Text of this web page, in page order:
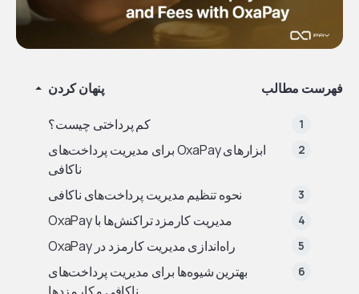
فهرست مطالب پنهان کردن
کم پرداختی چیست؟
ابزارهای OxaPay برای مدیریت پرداخت‌های
ناکافی
نحوه تنظیم مدیریت پرداخت‌های ناکافی
مدیریت کارمزد تراکنش‌ها با OxaPay
راه‌اندازی مدیریت کارمزد در OxaPay
بهترین شیوه‌ها برای مدیریت پرداخت‌های